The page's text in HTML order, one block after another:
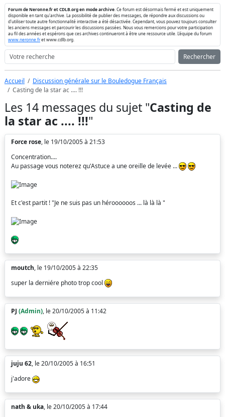
Forum de Neronne.fr et CDLB.org en mode archive . Ce forum est désormais fermé et est uniquement
disponible en tant qu'archive. La possibilité de publier des messages, de répondre aux discussions ou
d'utiliser toute autre fonctionnalité interactive a été désactivée. Cependant, vous pouvez toujours consulter
les anciens messages et parcourir les discussions passées. Nous vous remercions pour votre participation
au fil des années et espérons que ces archives continueront à être une ressource utile. L'équipe du forum
www.neronne.fret www.cdlb.org.
Rechercher
Accueil
Discussion générale sur le Bouledogue Français
Casting de la star ac .... !!!
Les 14 messages du sujet "Casting de
la star ac .... !!!"
Force rose, le 19/10/2005 à 21:53
Concentration....
Au passage vous noterez qu'Astuce a une oreille de levée ...
Et c'est partit ! "Je ne suis pas un héroooooos ... là là là "
moutch, le 19/10/2005 à 22:35
super la derniére photo trop cool
PJ (Admin), le 20/10/2005 à 11:42
juju 62, le 20/10/2005 à 16:51
j'adore
nath & uka, le 20/10/2005 à 17:44